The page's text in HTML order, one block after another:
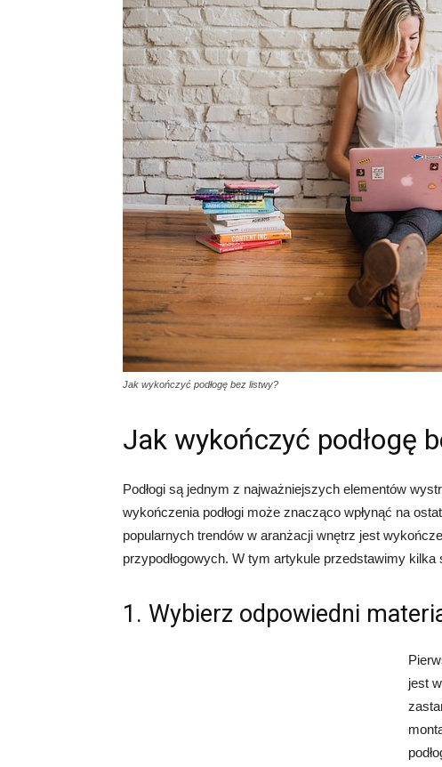
Jak wykończyć podłogę bez listwy?
Jak wykończyć podłogę
Podłogi są jednym z najważniejszych elementów
wykończenia podłogi może znacząco wpłynąć na
popularnych trendów w aranżacji wnętrz jest
przypodłogowych. W tym artykule przedstawimy
1. Wybierz odpowiedni
jest